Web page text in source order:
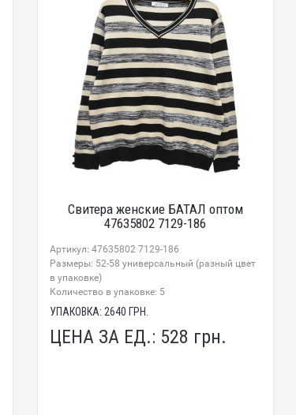
Свитера женские БАТАЛ оптом
47635802 7129-186
Артикул: 47635802 7129-186
Размеры: 52-58 универсальный (разный цвет
в упаковке)
Количество в упаковке: 5
УПАКОВКА: 2640 ГРН.
ЦЕНА ЗА ЕД.: 528 грн.